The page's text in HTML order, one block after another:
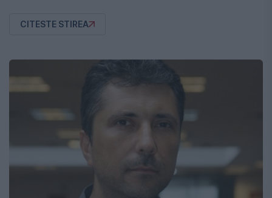
CITESTE STIREA